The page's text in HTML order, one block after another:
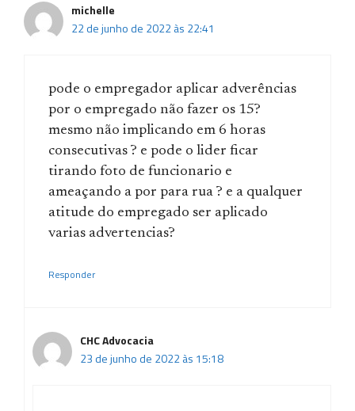
michelle
22 de junho de 2022 às 22:41
pode o empregador aplicar adverências
por o empregado não fazer os 15?
mesmo não implicando em 6 horas
consecutivas ? e pode o lider ficar
tirando foto de funcionario e
ameaçando a por para rua ? e a qualquer
atitude do empregado ser aplicado
varias advertencias?
Responder
CHC Advocacia
23 de junho de 2022 às 15:18